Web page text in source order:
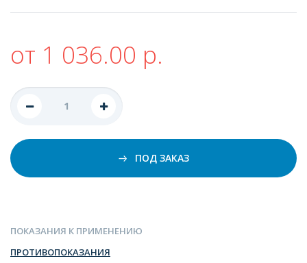
от 1 036.00 р.
ПОД ЗАКАЗ
ПОКАЗАНИЯ К ПРИМЕНЕНИЮ
ПРОТИВОПОКАЗАНИЯ